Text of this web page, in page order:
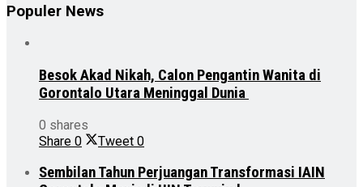
Populer News
Besok Akad Nikah, Calon Pengantin Wanita di
Gorontalo Utara Meninggal Dunia
0 shares
Share 0 Tweet 0
Sembilan Tahun Perjuangan Transformasi IAIN